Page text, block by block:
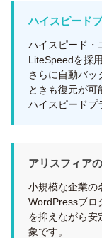
ハイスピード
ハイスピード・
LiteSpeedを採
さらに自動バッ
ときも復元が可
ハイスピードプ
アリスフィア
小規模な企業の
WordPressブロ
を抑えながら安
象です。